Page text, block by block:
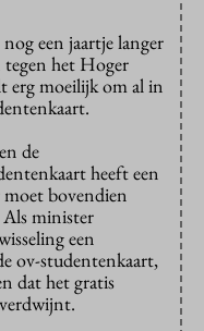
een jaartje langer
tegen het Hoger
erg moeilijk om al in
de
heeft een
bovendien
minister
een
ov-studentenkaart,
dat het gratis